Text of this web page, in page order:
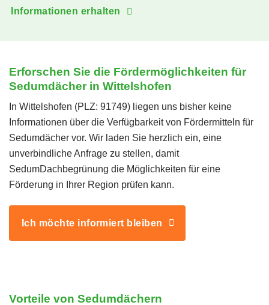
Informationen erhalten
Erforschen Sie die Fördermöglichkeiten für
Sedumdächer in Wittelshofen
In Wittelshofen (PLZ: 91749) liegen uns bisher keine
Informationen über die Verfügbarkeit von Fördermitteln für
Sedumdächer vor. Wir laden Sie herzlich ein, eine
unverbindliche Anfrage zu stellen, damit
SedumDachbegrünung die Möglichkeiten für eine
Förderung in Ihrer Region prüfen kann.
Ich möchte informiert bleiben
Vorteile von Sedumdächern